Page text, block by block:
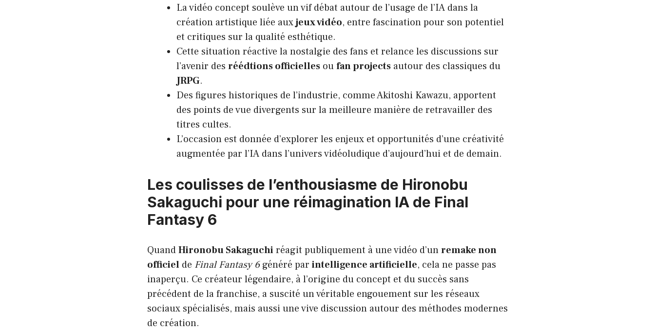
La vidéo concept soulève un vif débat autour de l’usage de l’IA dans la
création artistique liée auxjeux vidéo, entre fascination pour son potentiel
et critiques sur la qualité esthétique.
Cette situation réactive la nostalgie des fans et relance les discussions sur
l’avenir des réédtions officielles oufan projects autour des classiques du
JRPG.
Des figures historiques de l’industrie, comme Akitoshi Kawazu, apportent
des points de vue divergents sur la meilleure manière de retravailler des
titres cultes.
L’occasion est donnée d’explorer les enjeux et opportunités d’une créativité
augmentée par l’IA dans l’univers vidéoludique d’aujourd’hui et de demain.
Les coulisses de l’enthousiasme de Hironobu
Sakaguchi pour une réimagination IA de Final
Fantasy 6
QuandHironobu Sakaguchiréagit publiquement à une vidéo d’unremake non
officiel de Final Fantasy 6généré par intelligence artificielle, cela ne passe pas
inaperçu. Ce créateur légendaire, à l’origine du concept et du succès sans
précédent de la franchise, a suscité un véritable engouement sur les réseaux
sociaux spécialisés, mais aussi une vive discussion autour des méthodes modernes
de création.